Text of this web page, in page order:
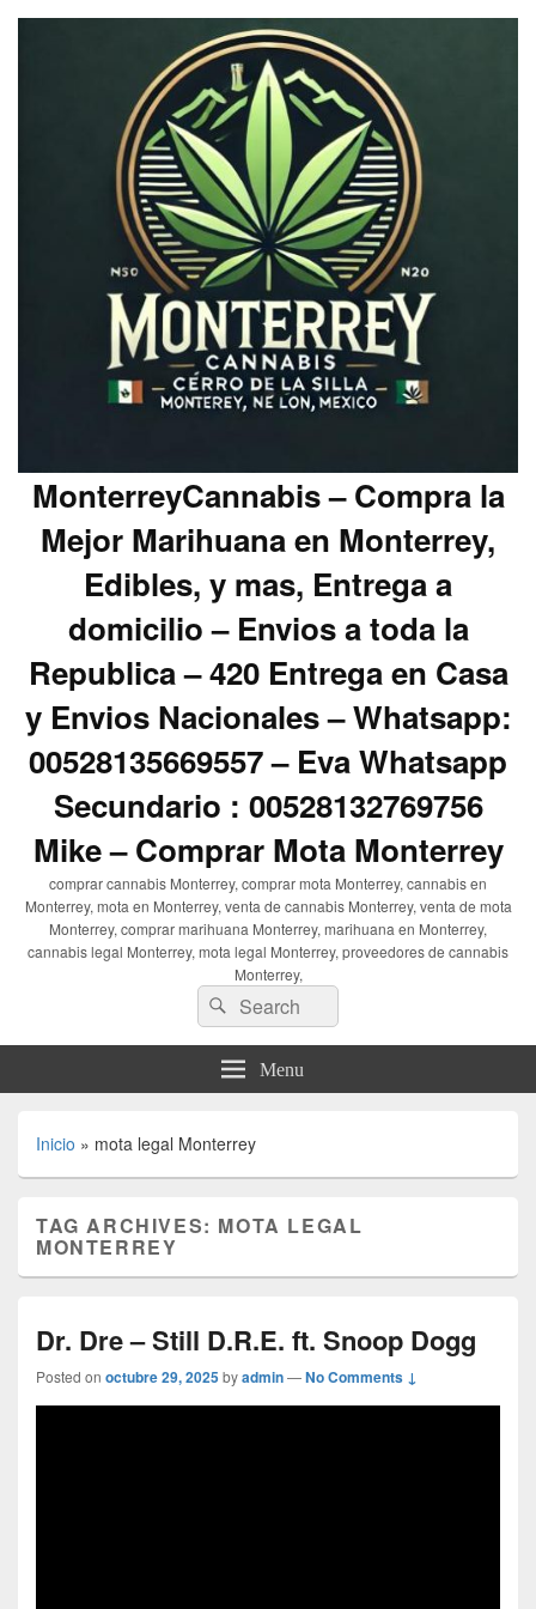
MonterreyCannabis – Compra la
Mejor Marihuana en Monterrey,
Edibles, y mas, Entrega a
domicilio – Envios a toda la
Republica – 420 Entrega en Casa
y Envios Nacionales – Whatsapp:
00528135669557 – Eva Whatsapp
Secundario : 00528132769756
Mike – Comprar Mota Monterrey
comprar cannabis Monterrey, comprar mota Monterrey, cannabis en
Monterrey, mota en Monterrey, venta de cannabis Monterrey, venta de mota
Monterrey, comprar marihuana Monterrey, marihuana en Monterrey,
cannabis legal Monterrey, mota legal Monterrey, proveedores de cannabis
Monterrey,
Search
for:
Search
Menu
Inicio » mota legal Monterrey
TAG ARCHIVES: MOTA LEGAL
MONTERREY
Dr. Dre – Still D.R.E. ft. Snoop Dogg
Posted on octubre 29, 2025byadmin—No Comments ↓